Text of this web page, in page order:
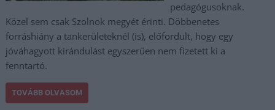
pedagógusoknak.
Közel sem csak Szolnok megyét érinti. Döbbenetes
forráshiány a tankerületeknél (is), előfordult, hogy egy
jóváhagyott kirándulást egyszerűen nem fizetett ki a
fenntartó.
TOVÁBB OLVASOM